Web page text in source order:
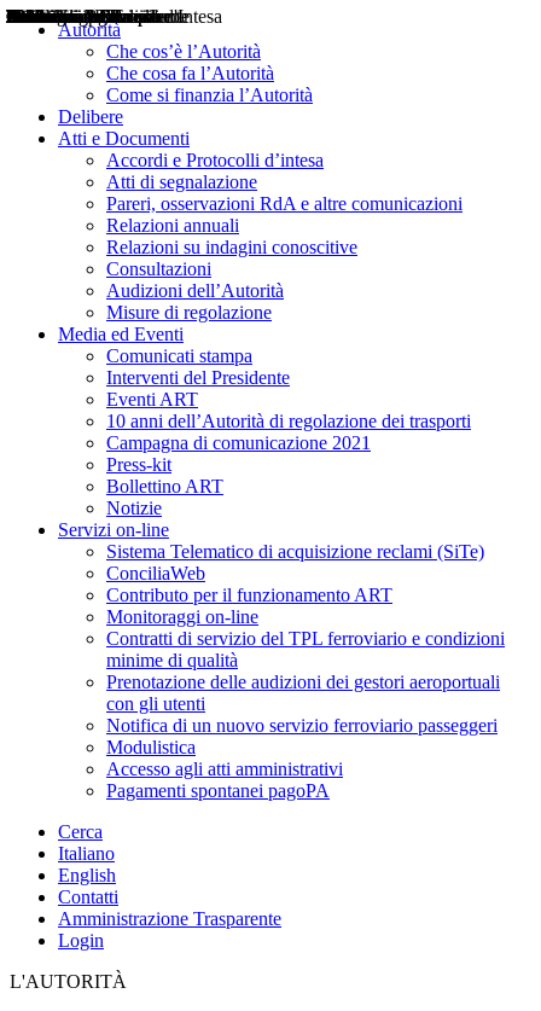
Autorità
Che cos’è l’Autorità
Che cosa fa l’Autorità
Come si finanzia l’Autorità
Delibere
Atti e Documenti
Accordi e Protocolli d’intesa
Atti di segnalazione
Pareri, osservazioni RdA e altre comunicazioni
Relazioni annuali
Relazioni su indagini conoscitive
Consultazioni
Audizioni dell’Autorità
Misure di regolazione
Media ed Eventi
Comunicati stampa
Interventi del Presidente
Eventi ART
10 anni dell’Autorità di regolazione dei trasporti
Campagna di comunicazione 2021
Press-kit
Bollettino ART
Notizie
Servizi on-line
Sistema Telematico di acquisizione reclami (SiTe)
ConciliaWeb
Contributo per il funzionamento ART
Monitoraggi on-line
Contratti di servizio del TPL ferroviario e condizioni
minime di qualità
Prenotazione delle audizioni dei gestori aeroportuali
con gli utenti
Notifica di un nuovo servizio ferroviario passeggeri
Modulistica
Accesso agli atti amministrativi
Pagamenti spontanei pagoPA
Cerca
Italiano
English
Contatti
Amministrazione Trasparente
Login
L'AUTORITÀ
Delibere
Pareri
Consultazioni
Audizioni
Atti di Segnalazione
Accordi e Protocolli d'Intesa
Relazioni annuali
Misure di regolazione
Notizie
Comunicati Stampa
Bollettini ART
Convegni ART
Interviste del Presidente
Articoli in primo piano
Interventi del Presidente
2004
2005
2010
2013
2014
2015
2016
2017
2018
2019
202
2020
2021
2022
2023
2024
2025
2026
Aereo
Marittimo
Terrestre